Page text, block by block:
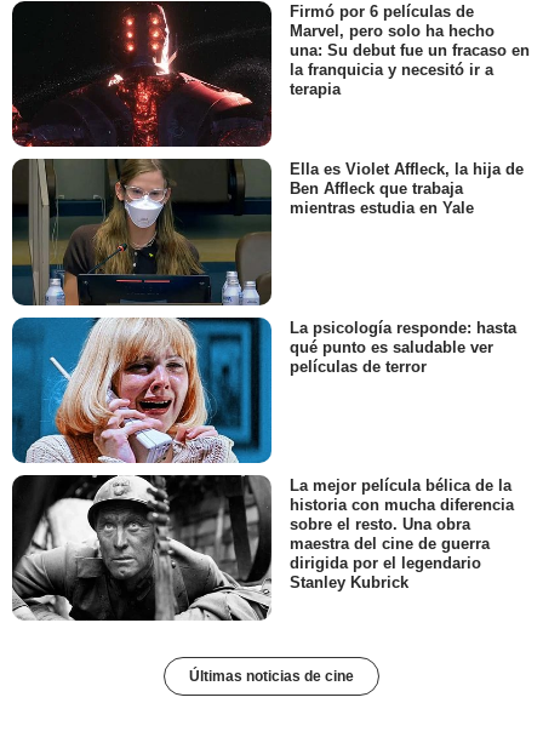
Firmó por 6 películas de
Marvel, pero solo ha hecho
una: Su debut fue un fracaso en
la franquicia y necesitó ir a
terapia
Ella es Violet Affleck, la hija de
Ben Affleck que trabaja
mientras estudia en Yale
La psicología responde: hasta
qué punto es saludable ver
películas de terror
La mejor película bélica de la
historia con mucha diferencia
sobre el resto. Una obra
maestra del cine de guerra
dirigida por el legendario
Stanley Kubrick
Últimas noticias de cine